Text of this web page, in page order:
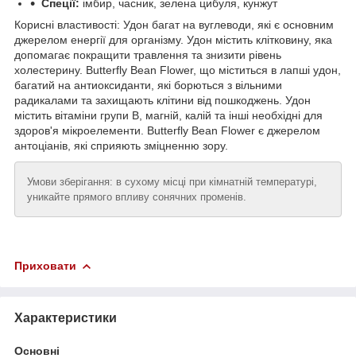
Спеції: імбир, часник, зелена цибуля, кунжут
Корисні властивості: Удон багат на вуглеводи, які є основним
джерелом енергії для організму. Удон містить клітковину, яка
допомагає покращити травлення та знизити рівень
холестерину. Butterfly Bean Flower, що міститься в лапші удон,
багатий на антиоксиданти, які борються з вільними
радикалами та захищають клітини від пошкоджень. Удон
містить вітаміни групи B, магній, калій та інші необхідні для
здоров'я мікроелементи. Butterfly Bean Flower є джерелом
антоціанів, які сприяють зміцненню зору.
Умови зберігання: в сухому місці при кімнатній температурі,
уникайте прямого впливу сонячних променів.
Приховати
Характеристики
Основні